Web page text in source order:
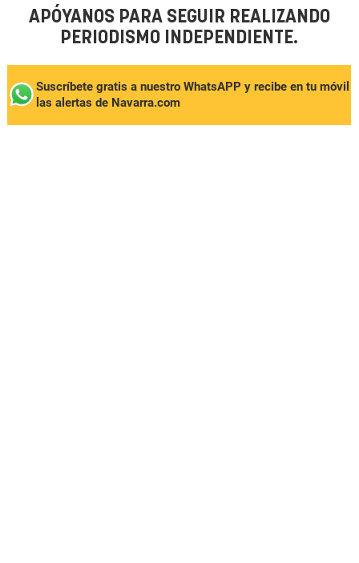
APÓYANOS PARA SEGUIR REALIZANDO
PERIODISMO INDEPENDIENTE.
Suscríbete gratis a nuestro WhatsAPP y recibe en tu móvil
las alertas de Navarra.com